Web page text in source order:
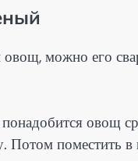
можно его
овощ
Потом поместить